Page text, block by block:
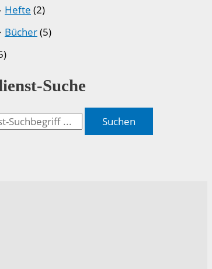
Hefte (2)
Bücher(5)
Suche
Suchen